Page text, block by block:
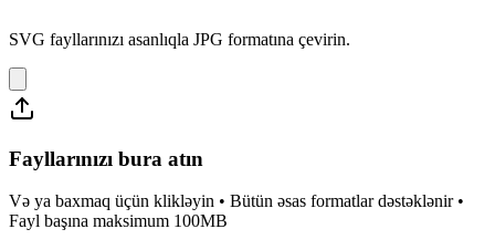
SVG fayllarınızı asanlıqla JPG formatına çevirin.
Fayllarınızı bura atın
Və ya baxmaq üçün klikləyin • Bütün əsas formatlar dəstəklənir •
Fayl başına maksimum 100MB